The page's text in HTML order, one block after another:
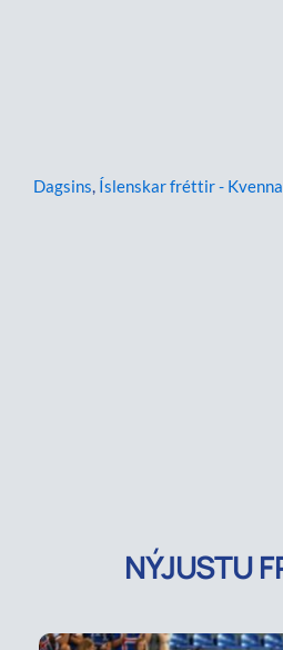
Dagsins, Íslenskar fréttir - Kvenna
NÝJUSTU